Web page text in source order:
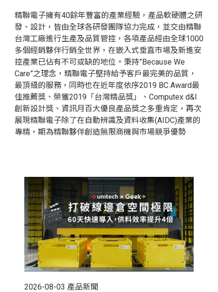
精聯電子擁有40餘年豐富的產業經驗，產品軟硬體之研
發、設計，皆由全球各研發團隊協力完成，並交由精聯
台灣工廠進行生產及品質管控，各項產品經由全球1000
多個經銷夥伴行銷全世界，在嵌入式垂直市場及新進安
控產業已佔有不可或缺的地位。秉持”Because We
Care”之理念，精聯電子堅持給予客戶最完美的品質，
最頂級的服務，同時也在近年度依序2019 BC Award最
佳推薦獎、榮獲2019「台灣精品獎」、Computex d&I
創新設計獎、資訊月百大優良產品獎之多重肯定，再次
展現精聯電子除了在自動辨識及資料收集(AIDC)產業的
專精，期為精聯夥伴創造無限商機與市場競爭優勢
2026-08-03 產品新聞